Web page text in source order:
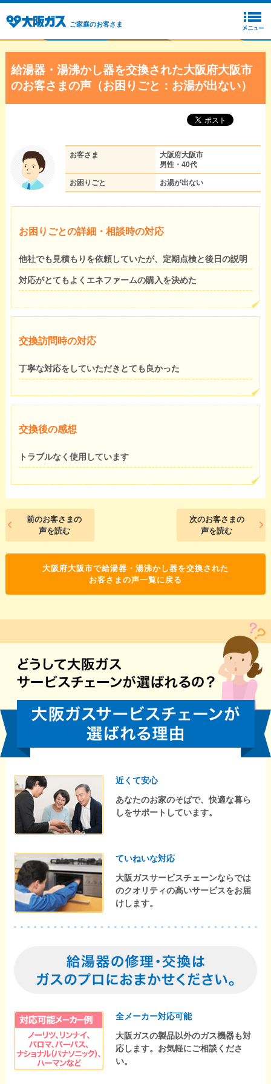
ご家庭のお客さま
給湯器・湯沸かし器を交換された大阪府大阪市
のお客さまの声（お困りごと：お湯が出ない）
お客さま
大阪府大阪市
男性・40代
お困りごと お湯が出ない
お困りごとの詳細・相談時の対応
他社でも見積もりを依頼していたが、定期点検と後日の説明
対応がとてもよくエネファームの購入を決めた
交換訪問時の対応
丁寧な対応をしていただきとても良かった
交換後の感想
トラブルなく使用しています
前のお客さまの
声を読む
次のお客さまの
声を読む
大阪府大阪市で給湯器・湯沸かし器を交換された
お客さまの声一覧に戻る
近くて安心
あなたのお家のそばで、快適な暮ら
しをサポートしています。
ていねいな対応
大阪ガスサービスチェーンならでは
のクオリティの高いサービスをお届
けします。
全メーカー対応可能
大阪ガスの製品以外のガス機器も対
応します。お気軽にご相談くださ
い。